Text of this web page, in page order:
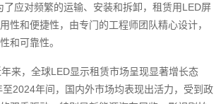
了应对频繁的运输、安装和拆卸，租赁用LED屏
性和便捷性，由专门的工程师团队精心设计，
和可靠性。
来，全球LED显示租赁市场呈现显著增长态
2024年间，国内外市场均表现出活力，受到政